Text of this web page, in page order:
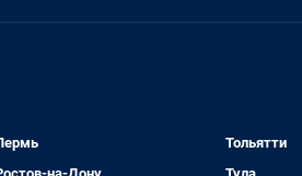
Тольятти